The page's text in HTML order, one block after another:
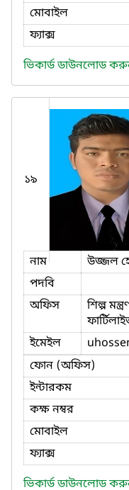
মোবাইল
ফ্যাক্স
ভিকার্ড ডাউনলোড
১৯
নাম
উজ্জল
পদবি
অফিস
শিল্প
ইমেইল
ফোন (অফিস)
ইন্টারকম
কক্ষ নম্বর
মোবাইল
ফ্যাক্স
ভিকার্ড ডাউনলোড